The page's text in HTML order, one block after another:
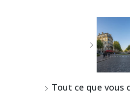
Tout ce que vous